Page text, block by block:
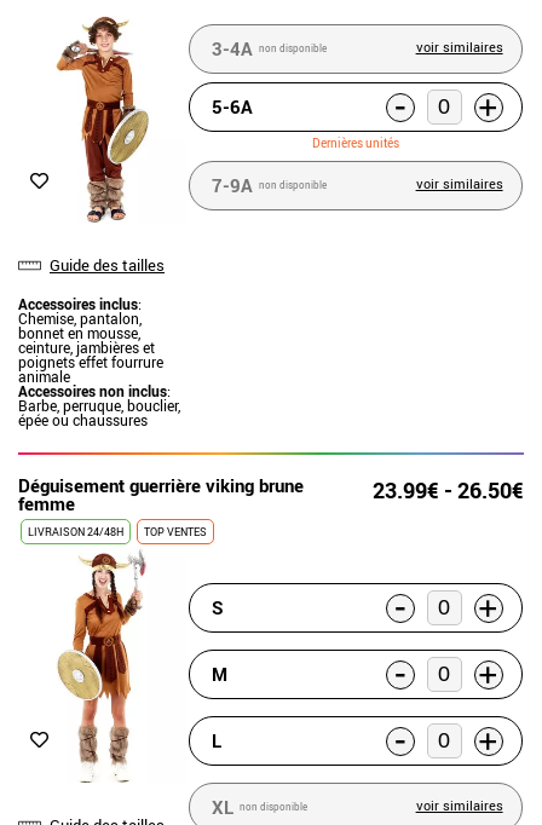
Guide des tailles
Accessoires inclus:
Chemise, pantalon,
bonnet en mousse,
ceinture, jambières et
poignets effet fourrure
animale
Accessoires non inclus:
Barbe, perruque, bouclier,
épée ou chaussures
3-4A non disponible voir similaires
5-6A - +
Dernières unités
7-9A non disponible voir similaires
Déguisement guerrière viking brune
femme 23.99€ - 26.50€
LIVRAISON 24/48H TOP VENTES
S - +
M - +
L - +
XL non disponible voir similaires